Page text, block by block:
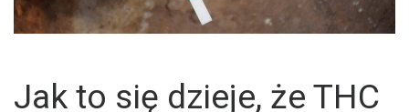
Jak to się dzieje, że THC